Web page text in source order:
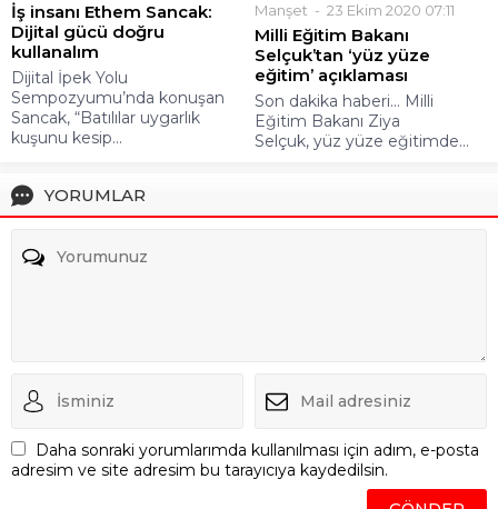
İş insanı Ethem Sancak:
Dijital gücü doğru
kullanalım
Dijital İpek Yolu
Sempozyumu’nda konuşan
Sancak, “Batılılar uygarlık
kuşunu kesip...
Manşet 23 Ekim 2020 07:11
Milli Eğitim Bakanı
Selçuk’tan ‘yüz yüze
eğitim’ açıklaması
Son dakika haberi... Milli
Eğitim Bakanı Ziya
Selçuk, yüz yüze eğitimde...
YORUMLAR
Daha sonraki yorumlarımda kullanılması için adım, e-posta
adresim ve site adresim bu tarayıcıya kaydedilsin.